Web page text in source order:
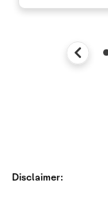
Disclaimer: